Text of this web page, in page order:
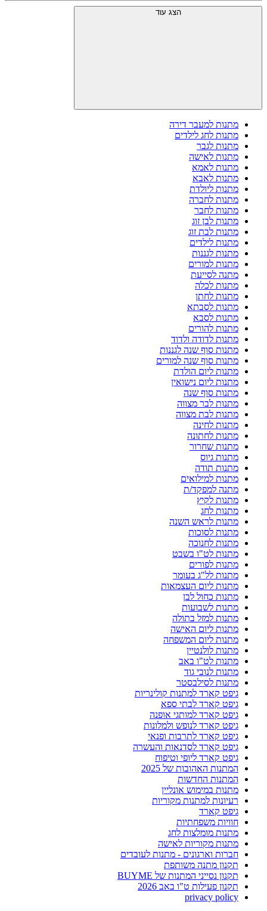
הצג עוד
מתנות למעבר דירה
מתנות לחג לילדים
מתנות לגבר
מתנות לאישה
מתנות לאמא
מתנות לאבא
מתנות ליולדת
מתנות לחברה
מתנות לחבר
מתנות לבן זוג
מתנות לבת זוג
מתנות לילדים
מתנות לגננות
מתנות למורים
מתנה לסייעת
מתנות לכלה
מתנות לחתן
מתנות לסבתא
מתנות לסבא
מתנות להורים
מתנות לדודה ולדוד
מתנות סוף שנה לגננות
מתנות סוף שנה למורים
מתנות ליום הולדת
מתנות ליום נישואין
מתנות סוף שנה
מתנות לבר מצווה
מתנות לבת מצווה
מתנות לחינה
מתנות לחתונה
מתנות שחרור
מתנות גיוס
מתנות תודה
מתנות למילואים
מתנה למפקד/ת
מתנות לקיץ
מתנות לחג
מתנות לראש השנה
מתנות לסוכות
מתנות לחנוכה
מתנות לט"ו בשבט
מתנות לפורים
מתנות לל"ג בעומר
מתנות ליום העצמאות
מתנות כחול לבן
מתנות לשבועות
מתנות למזל בתולה
מתנות ליום האישה
מתנות ליום המשפחה
מתנות לולנטיין
מתנות לט"ו באב
מתנות לנובי גוד
מתנות לסילבסטר
גיפט קארד למתנות קולינריות
גיפט קארד לבתי ספא
גיפט קארד למותגי אופנה
גיפט קארד לנופש ולמלונות
גיפט קארד לתרבות ופנאי
גיפט קארד לסדנאות והעשרה
גיפט קארד ליופי וטיפוח
המתנות האהובות של 2025
המתנות החדשות
מתנות במימוש אונליין
רעיונות למתנות מקוריות
גיפט קארד
חוויות משפחתיות
מתנות מומלצות לחג
מתנות מקוריות לאישה
חברות וארגונים - מתנות לעובדים
תקנון מתנה משותפת
תקנון נסייני המתנות של BUYME
תקנון פעילות ט"ו באב 2026
privacy policy